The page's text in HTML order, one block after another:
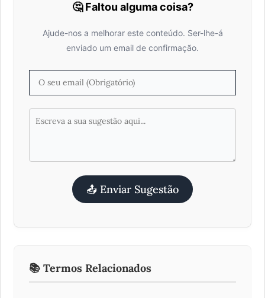
🤔 Faltou alguma coisa?
Ajude-nos a melhorar este conteúdo. Ser-lhe-á
enviado um email de confirmação.
📤 Enviar Sugestão
📚 Termos Relacionados